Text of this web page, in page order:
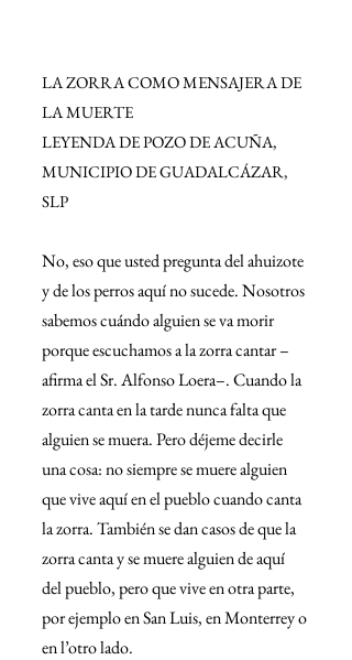
LA ZORRA COMO MENSAJERA DE
LA MUERTE
LEYENDA DE POZO DE ACUÑA,
MUNICIPIO DE GUADALCÁZAR,
SLP
No, eso que usted pregunta del ahuizote
y de los perros aquí no sucede. Nosotros
sabemos cuándo alguien se va morir
porque escuchamos a la zorra cantar –
afirma el Sr. Alfonso Loera–. Cuando la
zorra canta en la tarde nunca falta que
alguien se muera. Pero déjeme decirle
una cosa: no siempre se muere alguien
que vive aquí en el pueblo cuando canta
la zorra. También se dan casos de que la
zorra canta y se muere alguien de aquí
del pueblo, pero que vive en otra parte,
por ejemplo en San Luis, en Monterrey o
en l’otro lado.